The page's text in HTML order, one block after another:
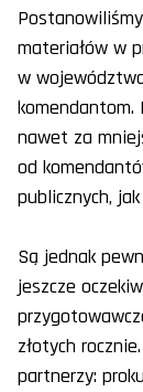
materiałów w
w
komendantom.
nawet za
od
publicznych,
Są jednak
jeszcze
złotych
partnerzy: